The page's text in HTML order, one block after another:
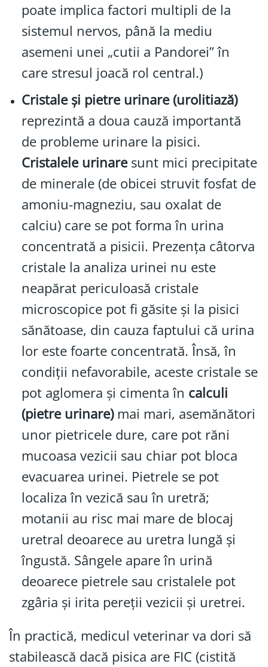
poate implica factori multipli de la
sistemul nervos, până la mediu
asemeni unei „cutii a Pandorei” în
care stresul joacă rol central.)
Cristale și pietre urinare (urolitiază)
reprezintă a doua cauză importantă
de probleme urinare la pisici.
Cristalele urinaresunt mici precipitate
de minerale (de obicei struvit fosfat de
amoniu-magneziu, sau oxalat de
calciu) care se pot forma în urina
concentrată a pisicii. Prezența câtorva
cristale la analiza urinei nu este
neapărat periculoasă cristale
microscopice pot fi găsite și la pisici
sănătoase, din cauza faptului că urina
lor este foarte concentrată. Însă, în
condiții nefavorabile, aceste cristale se
pot aglomera și cimenta în calculi
(pietre urinare)mai mari, asemănători
unor pietricele dure, care pot răni
mucoasa vezicii sau chiar pot bloca
evacuarea urinei. Pietrele se pot
localiza în vezică sau în uretră;
motanii au risc mai mare de blocaj
uretral deoarece au uretra lungă și
îngustă. Sângele apare în urină
deoarece pietrele sau cristalele pot
zgâria și irita pereții vezicii și uretrei.
În practică, medicul veterinar va dori să
stabilească dacă pisica are FIC (cistită